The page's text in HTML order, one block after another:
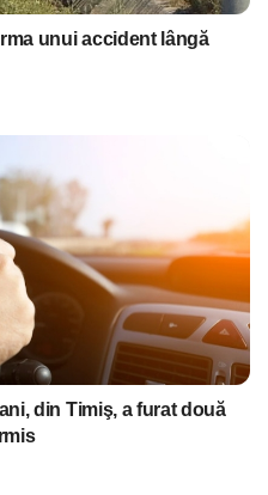
unui accident lângă
din Timiş, a furat două